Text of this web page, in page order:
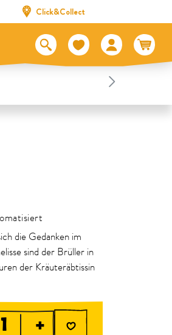
Click&Collect
die Gedanken im
sind der Brüller in
der Kräuteräbtissin
+